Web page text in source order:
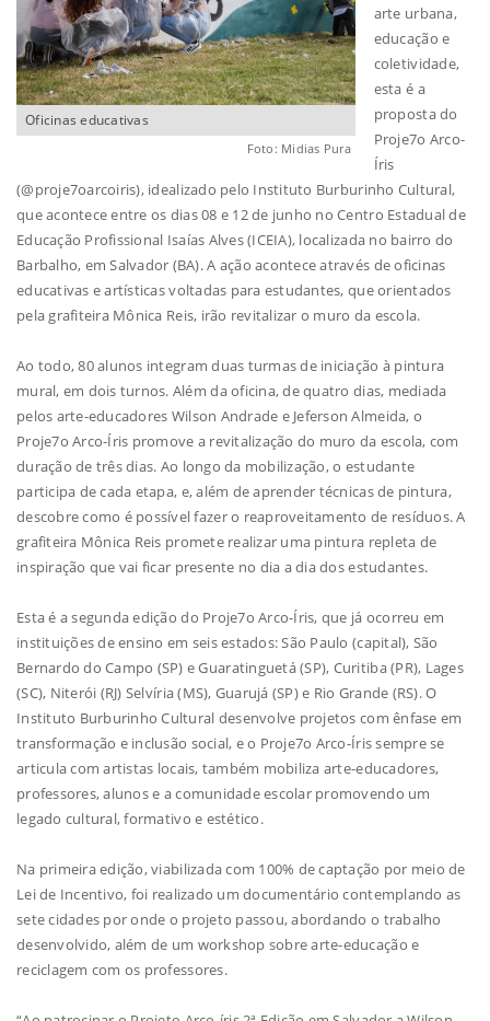
Oficinas educativas
Foto: Midias Pura
arte urbana,
educação e
coletividade,
esta é a
proposta do
Proje7o Arco-
Íris
(@proje7oarcoiris), idealizado pelo Instituto Burburinho Cultural,
que acontece entre os dias 08 e 12 de junho no Centro Estadual de
Educação Profissional Isaías Alves (ICEIA), localizada no bairro do
Barbalho, em Salvador (BA). A ação acontece através de oficinas
educativas e artísticas voltadas para estudantes, que orientados
pela grafiteira Mônica Reis, irão revitalizar o muro da escola.
Ao todo, 80 alunos integram duas turmas de iniciação à pintura
mural, em dois turnos. Além da oficina, de quatro dias, mediada
pelos arte-educadores Wilson Andrade e Jeferson Almeida, o
Proje7o Arco-Íris promove a revitalização do muro da escola, com
duração de três dias. Ao longo da mobilização, o estudante
participa de cada etapa, e, além de aprender técnicas de pintura,
descobre como é possível fazer o reaproveitamento de resíduos. A
grafiteira Mônica Reis promete realizar uma pintura repleta de
inspiração que vai ficar presente no dia a dia dos estudantes.
Esta é a segunda edição do Proje7o Arco-Íris, que já ocorreu em
instituições de ensino em seis estados: São Paulo (capital), São
Bernardo do Campo (SP) e Guaratinguetá (SP), Curitiba (PR), Lages
(SC), Niterói (RJ) Selvíria (MS), Guarujá (SP) e Rio Grande (RS). O
Instituto Burburinho Cultural desenvolve projetos com ênfase em
transformação e inclusão social, e o Proje7o Arco-Íris sempre se
articula com artistas locais, também mobiliza arte-educadores,
professores, alunos e a comunidade escolar promovendo um
legado cultural, formativo e estético.
Na primeira edição, viabilizada com 100% de captação por meio de
Lei de Incentivo, foi realizado um documentário contemplando as
sete cidades por onde o projeto passou, abordando o trabalho
desenvolvido, além de um workshop sobre arte-educação e
reciclagem com os professores.